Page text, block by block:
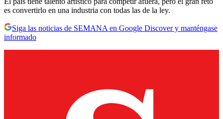
es convertirlo en una industria con todas las de la ley.
Siga las noticias de SEMANA en Google Discover y manténgase
informado